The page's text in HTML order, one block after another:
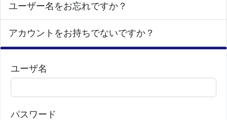
ユーザー名をお忘れですか？
アカウントをお持ちでないですか？
ユーザ名
パスワード